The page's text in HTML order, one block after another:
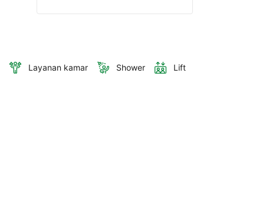
Layanan kamar Shower Lift